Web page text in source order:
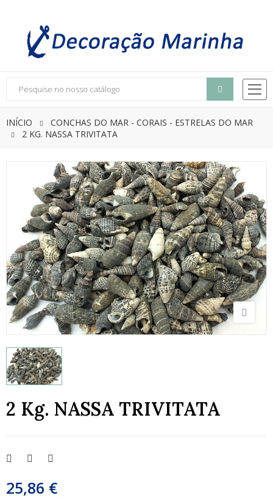
INÍCIO
CONCHAS DO MAR - CORAIS - ESTRELAS DO MAR
2 KG. NASSA TRIVITATA
2 Kg. NASSA TRIVITATA
25,86 €